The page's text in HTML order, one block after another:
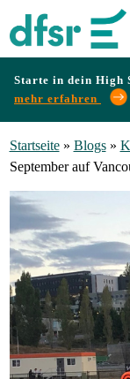
Starte in dein High
mehr erfahren
Programme
Infos
&
Preise
Startseite» Blogs»
September auf